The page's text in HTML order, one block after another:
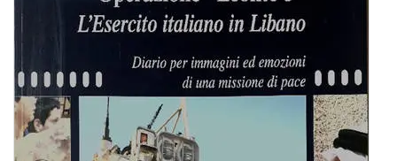
BIOGRAFIE
ATTUALITÀ